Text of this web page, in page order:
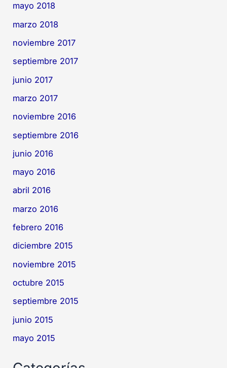
mayo 2018
marzo 2018
noviembre 2017
septiembre 2017
junio 2017
marzo 2017
noviembre 2016
septiembre 2016
junio 2016
mayo 2016
abril 2016
marzo 2016
febrero 2016
diciembre 2015
noviembre 2015
octubre 2015
septiembre 2015
junio 2015
mayo 2015